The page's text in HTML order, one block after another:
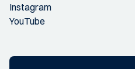
Instagram
YouTube